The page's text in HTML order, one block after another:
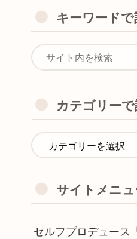
キーワードで
カテゴリー
サイトメニュ
セルフプロデュース